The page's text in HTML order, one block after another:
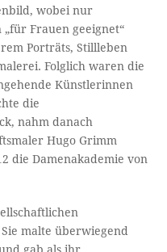
wobei nur
Frauen geeignet“
Porträts, Stillleben
Folglich waren die
Künstlerinnen
die
nahm danach
Hugo Grimm
die Damenakademie von
malte überwiegend